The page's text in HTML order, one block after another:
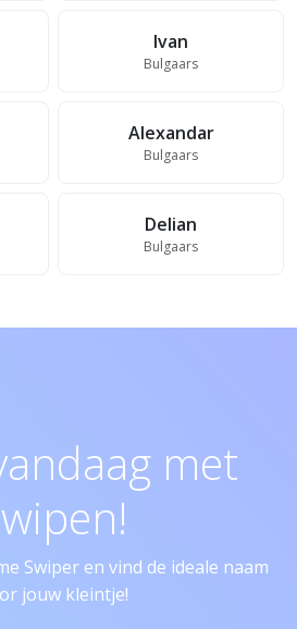
Ivan
Bulgaars
Alexandar
Bulgaars
Delian
Bulgaars
met
Swiper en vind de ideale naam
jouw kleintje!